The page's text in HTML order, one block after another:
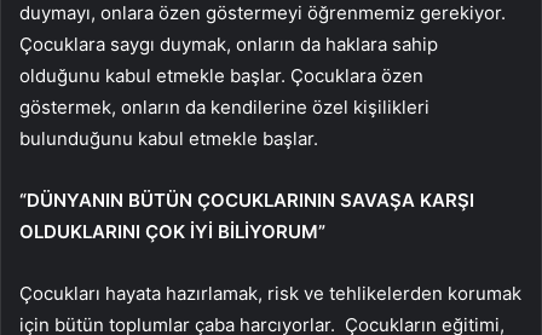
duymayı, onlara özen göstermeyi öğrenmemiz gerekiyor.
Çocuklara saygı duymak, onların da haklara sahip
olduğunu kabul etmekle başlar. Çocuklara özen
göstermek, onların da kendilerine özel kişilikleri
bulunduğunu kabul etmekle başlar.
“DÜNYANIN BÜTÜN ÇOCUKLARININ SAVAŞA KARŞI
OLDUKLARINI ÇOK İYİ BİLİYORUM”
Çocukları hayata hazırlamak, risk ve tehlikelerden korumak
için bütün toplumlar çaba harcıyorlar. Çocukların eğitimi,